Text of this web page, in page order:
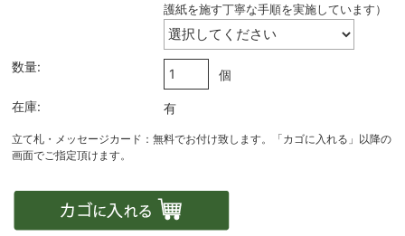
護紙を施す丁寧な手順を実施しています）
数量: 個
在庫: 有